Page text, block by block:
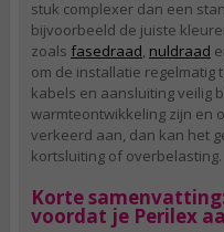
stuk complexer dan een
bijvoorbeeld de juiste
zoals fasedraad, nuldraad
om de installatie regelmatig
kabels en aansluiting veilig
warmteontwikkeling zijn en
verkeerd aan, dan kan het
kortsluiting of overbelasting.
Korte
voordat je Perilex